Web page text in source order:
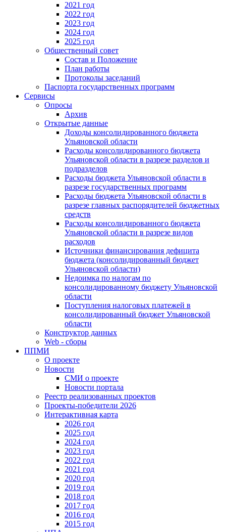
2021 год
2022 год
2023 год
2024 год
2025 год
Общественный совет
Состав и Положение
План работы
Протоколы заседаний
Паспорта государственных программ
Сервисы
Опросы
Архив
Открытые данные
Доходы консолидированного бюджета
Ульяновской области
Расходы консолидированного бюджета
Ульяновской области в разрезе разделов и
подразделов
Расходы бюджета Ульяновской области в
разрезе государственных программ
Расходы бюджета Ульяновской области в
разрезе главных распорядителей бюджетных
средств
Расходы консолидированного бюджета
Ульяновской области в разрезе видов
расходов
Источники финансирования дефицита
бюджета (консолидированный бюджет
Ульяновской области)
Недоимка по налогам по
консолидированному бюджету Ульяновской
области
Поступления налоговых платежей в
консолидированный бюджет Ульяновской
области
Конструктор данных
Web - сборы
ППМИ
О проекте
Новости
СМИ о проекте
Новости портала
Реестр реализованных проектов
Проекты-победители 2026
Интерактивная карта
2026 год
2025 год
2024 год
2023 год
2022 год
2021 год
2020 год
2019 год
2018 год
2017 год
2016 год
2015 год